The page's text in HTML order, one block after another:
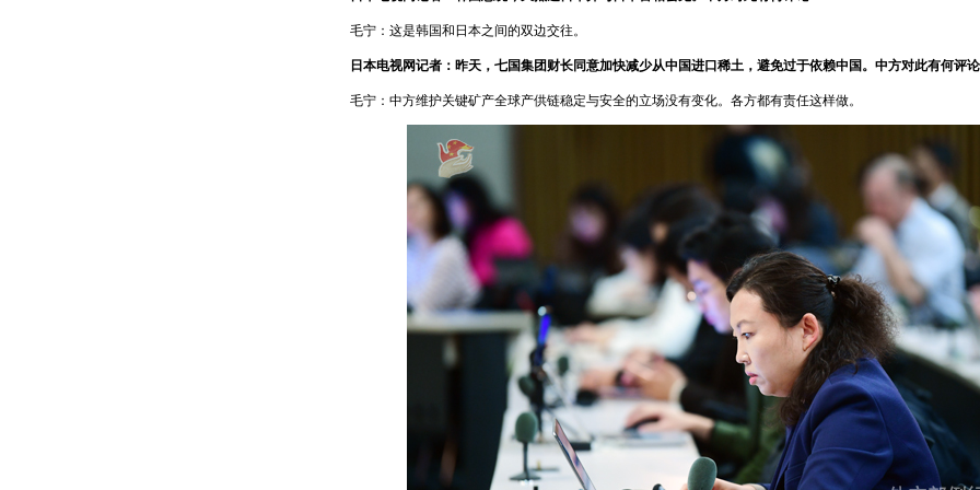
毛宁：这是韩国和日本之间的双边交往。
日本电视网记者：昨天，七国集团财长同意加快减少从中国进口稀土，避免过于依赖中国。中方对此有何评
毛宁：中方维护关键矿产全球产供链稳定与安全的立场没有变化。各方都有责任这样做。